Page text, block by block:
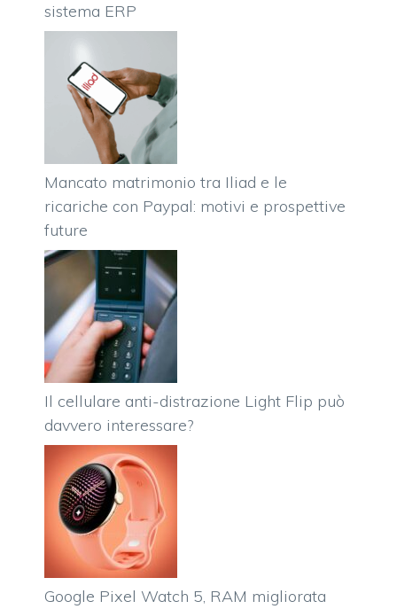
sistema ERP
Mancato matrimonio tra Iliad e le
ricariche con Paypal: motivi e prospettive
future
Il cellulare anti-distrazione Light Flip può
davvero interessare?
Google Pixel Watch 5, RAM migliorata